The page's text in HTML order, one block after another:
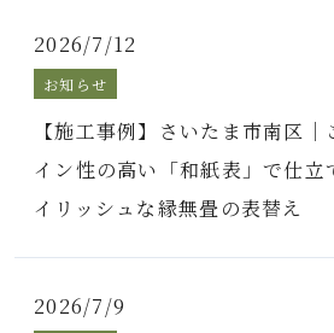
2026/7/12
お知らせ
【施工事例】さいたま市南区
イン性の高い「和紙表」で仕立
イリッシュな縁無畳の表替え
2026/7/9